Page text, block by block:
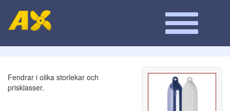
Fendrar i olika storlekar och
prisklasser.